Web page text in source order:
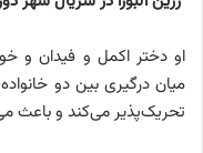
او دختر اکمل و فیدان و
میان درگیری بین دو
تحریک‌پذیر می‌کند و باعث